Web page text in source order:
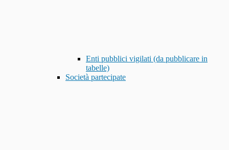
Enti pubblici vigilati (da pubblicare in
tabelle)
Società partecipate